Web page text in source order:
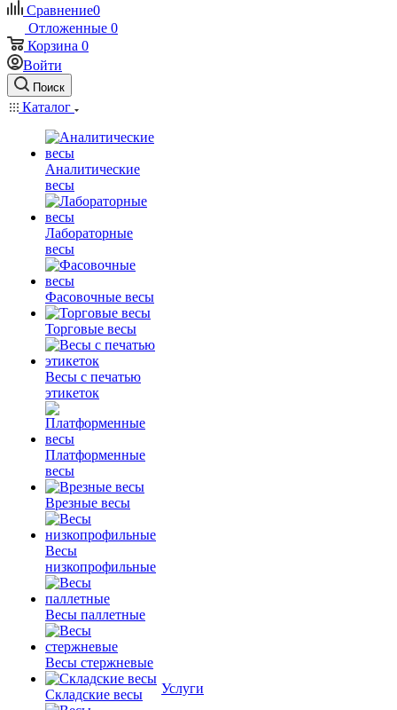
Сравнение0
Отложенные 0
Корзина 0
Войти
Поиск
Каталог
Аналитические
весы
Лабораторные
весы
Фасовочные весы
Торговые весы
Весы с печатью
этикеток
Платформенные
весы
Врезные весы
Весы
низкопрофильные
Весы паллетные
Весы стержневые
Складские весы
Услуги